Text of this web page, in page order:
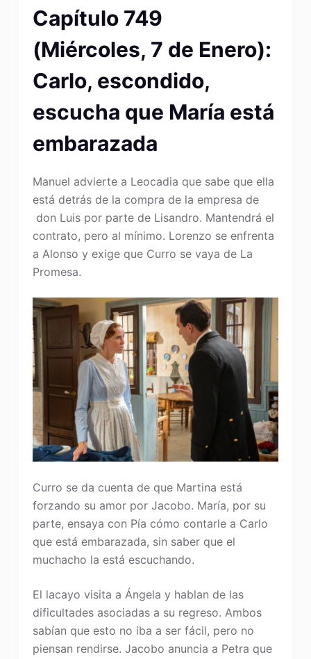
Capítulo 749
(Miércoles, 7 de Enero):
Carlo, escondido,
escucha que María está
embarazada
Manuel advierte a Leocadia que sabe que ella
está detrás de la compra de la empresa de
don Luis por parte de Lisandro. Mantendrá el
contrato, pero al mínimo. Lorenzo se enfrenta
a Alonso y exige que Curro se vaya de La
Promesa.
Curro se da cuenta de que Martina está
forzando su amor por Jacobo. María, por su
parte, ensaya con Pía cómo contarle a Carlo
que está embarazada, sin saber que el
muchacho la está escuchando.
El lacayo visita a Ángela y hablan de las
dificultades asociadas a su regreso. Ambos
sabían que esto no iba a ser fácil, pero no
piensan rendirse. Jacobo anuncia a Petra que